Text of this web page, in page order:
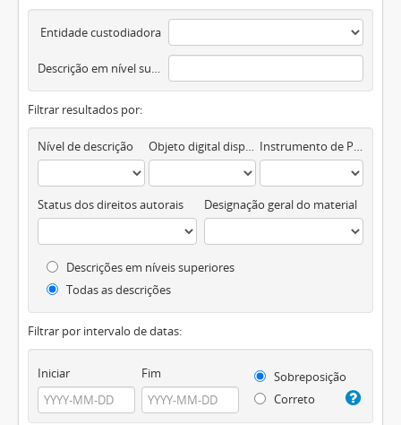
Entidade custodiadora
Descrição em nível superior
Filtrar resultados por:
Nível de descrição Objeto digital disponível Instrumento de Pesquisa
Status dos direitos autorais Designação geral do material
Descrições em níveis superiores
Todas as descrições
Filtrar por intervalo de datas:
Iniciar Fim
Sobreposição
Correto